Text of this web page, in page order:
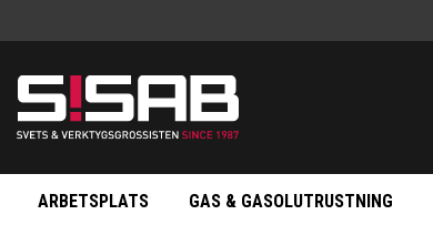
ARBETSPLATS GAS & GASOLUTRUSTNING